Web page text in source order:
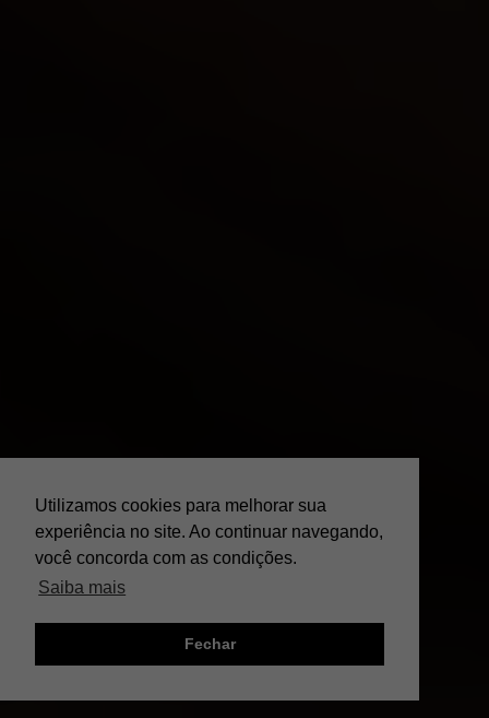
Utilizamos cookies para melhorar sua
experiência no site. Ao continuar navegando,
você concorda com as condições.
Saiba mais
Fechar
;